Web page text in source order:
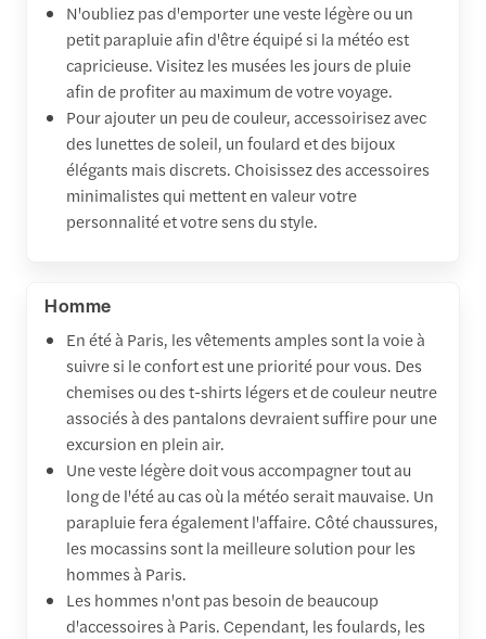
N'oubliez pas d'emporter une veste légère ou un
petit parapluie afin d'être équipé si la météo est
capricieuse. Visitez les musées les jours de pluie
afin de profiter au maximum de votre voyage.
Pour ajouter un peu de couleur, accessoirisez avec
des lunettes de soleil, un foulard et des bijoux
élégants mais discrets. Choisissez des accessoires
minimalistes qui mettent en valeur votre
personnalité et votre sens du style.
Homme
En été à Paris, les vêtements amples sont la voie à
suivre si le confort est une priorité pour vous. Des
chemises ou des t-shirts légers et de couleur neutre
associés à des pantalons devraient suffire pour une
excursion en plein air.
Une veste légère doit vous accompagner tout au
long de l'été au cas où la météo serait mauvaise. Un
parapluie fera également l'affaire. Côté chaussures,
les mocassins sont la meilleure solution pour les
hommes à Paris.
Les hommes n'ont pas besoin de beaucoup
d'accessoires à Paris. Cependant, les foulards, les